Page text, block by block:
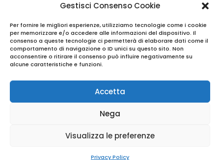
Gestisci Consenso Cookie
Per fornire le migliori esperienze, utilizziamo tecnologie come i cookie
per memorizzare e/o accedere alle informazioni del dispositivo. Il
consenso a queste tecnologie ci permetterà di elaborare dati come il
comportamento di navigazione o ID unici su questo sito. Non
acconsentire o ritirare il consenso può influire negativamente su
alcune caratteristiche e funzioni.
Accetta
Nega
Visualizza le preferenze
Privacy Policy
Berera Srl- Via Vincenzo Monti 39 -
01484880354